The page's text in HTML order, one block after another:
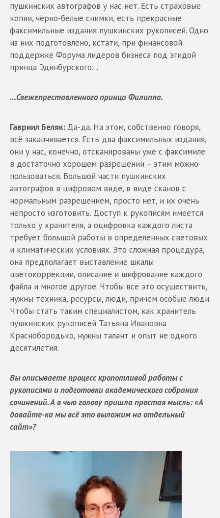
пушкинских автографов у нас нет. Есть страховые
копии, чёрно-белые снимки, есть прекрасные
факсимильные издания пушкинских рукописей. Одно
из них подготовлено, кстати, при финансовой
поддержке Форума лидеров бизнеса под эгидой
принца Эдинбурского…
…Свежепреставленного принца Филиппа.
Гавриил Беляк: Да-да. На этом, собственно говоря,
всё заканчивается. Есть два факсимильных издания,
они у нас, конечно, отсканированы уже с факсимиле
в достаточно хорошем разрешении – этим можно
пользоваться. Большой части пушкинских
автографов в цифровом виде, в виде сканов с
нормальным разрешением, просто нет, и их очень
непросто изготовить. Доступ к рукописям имеется
только у хранителя, а оцифровка каждого листа
требует большой работы в определенных световых
и климатических условиях. Это сложная процедура,
она предполагает выставление шкалы
цветокоррекции, описание и шифрование каждого
файла и многое другое. Чтобы все это осуществить,
нужны техника, ресурсы, люди, причем особые люди.
Чтобы стать таким специалистом, как хранитель
пушкинских рукописей Татьяна Ивановна
Краснобородько, нужны талант и опыт не одного
десятилетия.
Вы описываете процесс кропотливой работы с
рукописями и подготовки академического собрания
сочинений. А в чью голову пришла простая мысль: «А
давайте-ка мы всё это выложим на отдельный
сайт»?